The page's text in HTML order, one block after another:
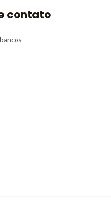
contato